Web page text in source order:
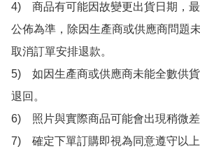
4)　商品有可能因故變更出貨日期，
公佈為準，除因生產商或供應商問題
取消訂單安排退款。
5)　如因生產商或供應商未能全數供
退回。
6)　照片與實際商品可能會出現稍微差
7)　確定下單訂購即視為同意遵守以